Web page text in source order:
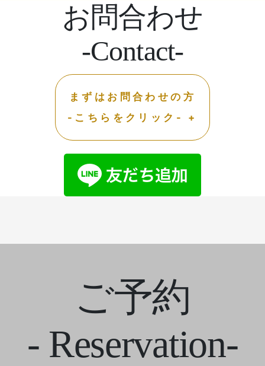
お問合わせ
-Contact-
まずはお問合わせの方
-こちらをクリック- +
ご予約
- Reservation-